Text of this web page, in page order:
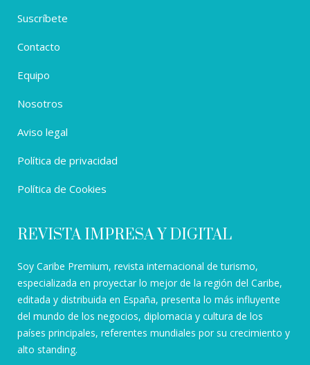
Suscríbete
Contacto
Equipo
Nosotros
Aviso legal
Política de privacidad
Política de Cookies
REVISTA IMPRESA Y DIGITAL
Soy Caribe Premium, revista internacional de turismo,
especializada en proyectar lo mejor de la región del Caribe,
editada y distribuida en España, presenta lo más influyente
del mundo de los negocios, diplomacia y cultura de los
países principales, referentes mundiales por su crecimiento y
alto standing.